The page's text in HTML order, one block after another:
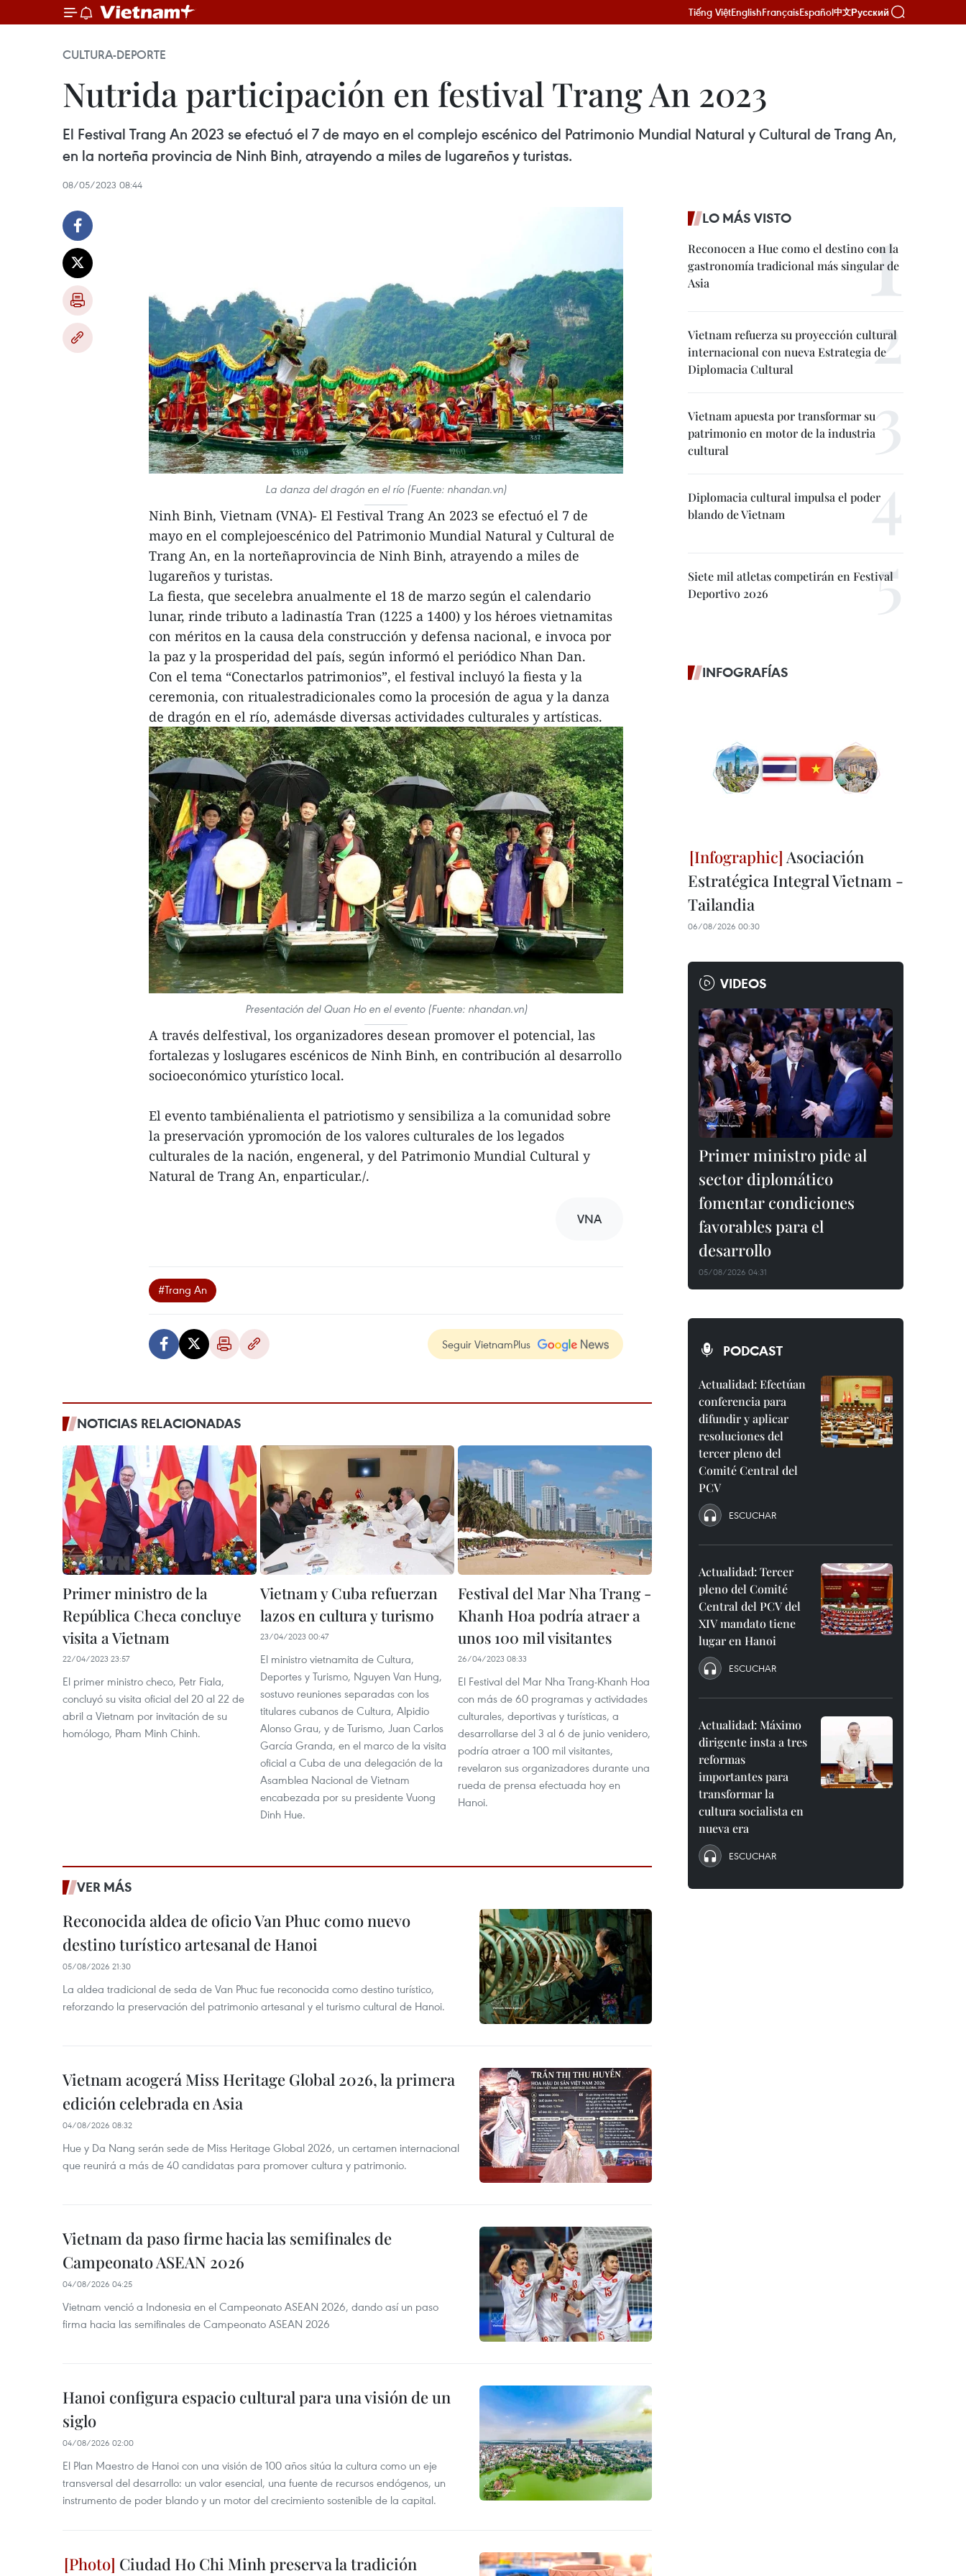
Tiếng ViệtEnglishFrançaisEspañol中文Русский
CULTURA-DEPORTE
Nutrida participación en festival Trang An 2023
El Festival Trang An 2023 se efectuó el 7 de mayo en el complejo escénico del Patrimonio Mundial Natural y Cultural de Trang An,
en la norteña provincia de Ninh Binh, atrayendo a miles de lugareños y turistas.
08/05/2023 08:44
La danza del dragón en el río (Fuente: nhandan.vn)
Ninh Binh, Vietnam (VNA)- El Festival Trang An 2023 se efectuó el 7 de
mayo en el complejoescénico del Patrimonio Mundial Natural y Cultural de
Trang An, en la norteñaprovincia de Ninh Binh, atrayendo a miles de
lugareños y turistas.
La fiesta, que secelebra anualmente el 18 de marzo según el calendario
lunar, rinde tributo a ladinastía Tran (1225 a 1400) y los héroes vietnamitas
con méritos en la causa dela construcción y defensa nacional, e invoca por
la paz y la prosperidad del país, según informó el periódico Nhan Dan.
Con el tema “Conectarlos patrimonios”, el festival incluyó la fiesta y la
ceremonia, con ritualestradicionales como la procesión de agua y la danza
de dragón en el río, ademásde diversas actividades culturales y artísticas.
Presentación del Quan Ho en el evento (Fuente: nhandan.vn)
A través delfestival, los organizadores desean promover el potencial, las
fortalezas y loslugares escénicos de Ninh Binh, en contribución al desarrollo
socioeconómico yturístico local.
El evento tambiénalienta el patriotismo y sensibiliza a la comunidad sobre
la preservación ypromoción de los valores culturales de los legados
culturales de la nación, engeneral, y del Patrimonio Mundial Cultural y
Natural de Trang An, enparticular./.
VNA
#Trang An
Seguir VietnamPlus
NOTICIAS RELACIONADAS
Primer ministro de la
República Checa concluye
visita a Vietnam
22/04/2023 23:57
El primer ministro checo, Petr Fiala,
concluyó su visita oficial del 20 al 22 de
abril a Vietnam por invitación de su
homólogo, Pham Minh Chinh.
Vietnam y Cuba refuerzan
lazos en cultura y turismo
23/04/2023 00:47
El ministro vietnamita de Cultura,
Deportes y Turismo, Nguyen Van Hung,
sostuvo reuniones separadas con los
titulares cubanos de Cultura, Alpidio
Alonso Grau, y de Turismo, Juan Carlos
García Granda, en el marco de la visita
oficial a Cuba de una delegación de la
Asamblea Nacional de Vietnam
encabezada por su presidente Vuong
Dinh Hue.
Festival del Mar Nha Trang -
Khanh Hoa podría atraer a
unos 100 mil visitantes
26/04/2023 08:33
El Festival del Mar Nha Trang-Khanh Hoa
con más de 60 programas y actividades
culturales, deportivas y turísticas, a
desarrollarse del 3 al 6 de junio venidero,
podría atraer a 100 mil visitantes,
revelaron sus organizadores durante una
rueda de prensa efectuada hoy en
Hanoi.
VER MÁS
Reconocida aldea de oficio Van Phuc como nuevo
destino turístico artesanal de Hanoi
05/08/2026 21:30
La aldea tradicional de seda de Van Phuc fue reconocida como destino turístico,
reforzando la preservación del patrimonio artesanal y el turismo cultural de Hanoi.
Vietnam acogerá Miss Heritage Global 2026, la primera
edición celebrada en Asia
04/08/2026 08:32
Hue y Da Nang serán sede de Miss Heritage Global 2026, un certamen internacional
que reunirá a más de 40 candidatas para promover cultura y patrimonio.
Vietnam da paso firme hacia las semifinales de
Campeonato ASEAN 2026
04/08/2026 04:25
Vietnam venció a Indonesia en el Campeonato ASEAN 2026, dando así un paso
firma hacia las semifinales de Campeonato ASEAN 2026
Hanoi configura espacio cultural para una visión de un
siglo
04/08/2026 02:00
El Plan Maestro de Hanoi con una visión de 100 años sitúa la cultura como un eje
transversal del desarrollo: un valor esencial, una fuente de recursos endógenos, un
instrumento de poder blando y un motor del crecimiento sostenible de la capital.
Ciudad Ho Chi Minh preserva la tradición
LO MÁS VISTO
Reconocen a Hue como el destino con la
gastronomía tradicional más singular de
Asia
Vietnam refuerza su proyección cultural
internacional con nueva Estrategia de
Diplomacia Cultural
Vietnam apuesta por transformar su
patrimonio en motor de la industria
cultural
Diplomacia cultural impulsa el poder
blando de Vietnam
Siete mil atletas competirán en Festival
Deportivo 2026
INFOGRAFÍAS
Asociación
Estratégica Integral Vietnam -
Tailandia
06/08/2026 00:30
VIDEOS
Primer ministro pide al
sector diplomático
fomentar condiciones
favorables para el
desarrollo
05/08/2026 04:31
PODCAST
Actualidad: Efectúan
conferencia para
difundir y aplicar
resoluciones del
tercer pleno del
Comité Central del
PCV
ESCUCHAR
Actualidad: Tercer
pleno del Comité
Central del PCV del
XIV mandato tiene
lugar en Hanoi
ESCUCHAR
Actualidad: Máximo
dirigente insta a tres
reformas
importantes para
transformar la
cultura socialista en
nueva era
ESCUCHAR